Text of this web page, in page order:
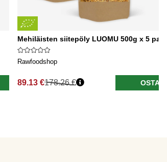
Mehiläisten siitepöly LUOMU 500g x 5
Rawfoodshop
89.13 €178.26 € OSTA